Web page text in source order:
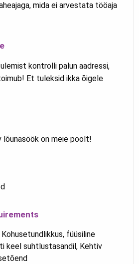
mida ei arvestata tööaja
kontrolli palun aadressi,
Et tuleksid ikka õigele
lõunasöök on meie poolt!
füüsiline
keel suhtlustasandil, Kehtiv